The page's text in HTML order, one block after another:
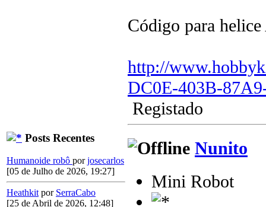
Posts Recentes
Humanoide robô porjosecarlos
[05 de Julho de 2026, 19:27]
Heathkit por SerraCabo
[25 de Abril de 2026, 12:48]
Código para
http://
DC0E-403B-
Registado
Nunito
Mini Robot